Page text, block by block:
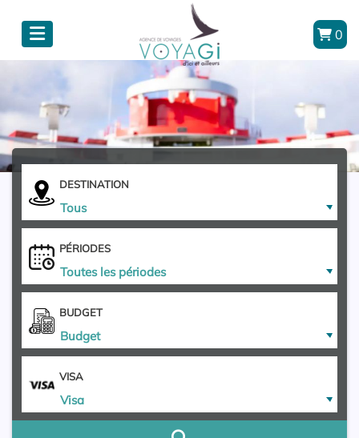
0
DESTINATION
Tous
PÉRIODES
Toutes les périodes
BUDGET
Budget
VISA
Visa